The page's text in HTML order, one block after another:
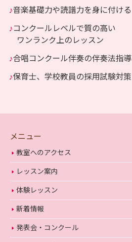
♪音楽基礎力や読譜力を身に付ける
♪コンクールレベルで質の高い
ワンランク上のレッスン
♪合唱コンクール伴奏の伴奏法指導
♪保育士、学校教員の採用試験対策
メニュー
教室へのアクセス
レッスン案内
体験レッスン
新着情報
発表会・コンクール